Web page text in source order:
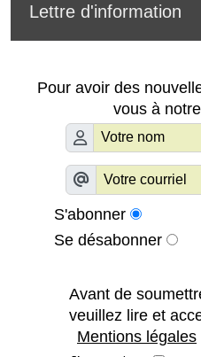
Lettre d'information
Pour avoir des
vous à
S'abonner
Se désabonner
Avant de
veuillez lire et
Mentions légales